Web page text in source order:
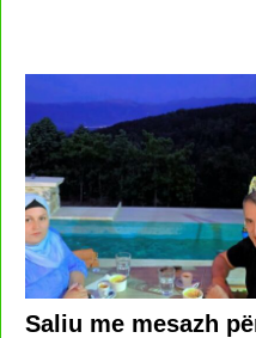
Saliu me mesazh